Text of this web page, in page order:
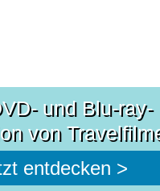
und Blu-ray-
von
entdecken >